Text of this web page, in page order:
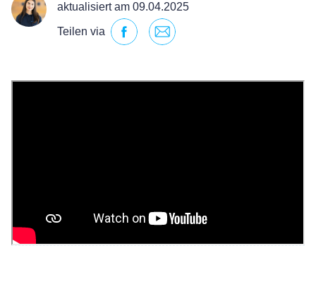
aktualisiert am 09.04.2025
Teilen via